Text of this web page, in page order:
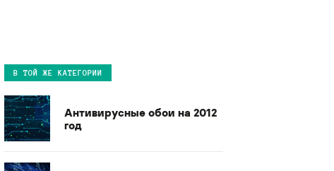
В ТОЙ ЖЕ КАТЕГОРИИ
Антивирусные обои на 2012
год